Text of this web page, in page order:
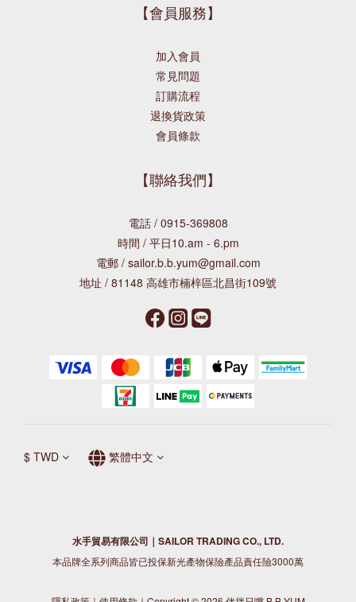
【會員服務】
加入會員
常見問題
訂購流程
退換貨政策
會員條款
【聯絡我們】
電話 / 0915-369808
時間 / 平日10.am - 6.pm
電郵 / sailor.b.b.yum@gmail.com
地址 / 81148 高雄市楠梓區北昌街109號
$ TWD 繁體中文
水手貿易有限公司｜SAILOR TRADING CO., LTD.
本品牌全系列商品皆已投保新光產物保險產品責任險3000萬